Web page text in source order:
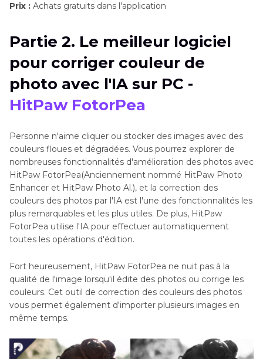
Prix : Achats gratuits dans l'application
Partie 2. Le meilleur logiciel
pour corriger couleur de
photo avec l'IA sur PC -
HitPaw FotorPea
Personne n'aime cliquer ou stocker des images avec des
couleurs floues et dégradées. Vous pourrez explorer de
nombreuses fonctionnalités d'amélioration des photos avec
HitPaw FotorPea(Anciennement nommé HitPaw Photo
Enhancer et HitPaw Photo Al.), et la correction des
couleurs des photos par l'IA est l'une des fonctionnalités les
plus remarquables et les plus utiles. De plus, HitPaw
FotorPea utilise l'IA pour effectuer automatiquement
toutes les opérations d'édition.
Fort heureusement, HitPaw FotorPea ne nuit pas à la
qualité de l'image lorsqu'il édite des photos ou corrige les
couleurs. Cet outil de correction des couleurs des photos
vous permet également d'importer plusieurs images en
même temps.